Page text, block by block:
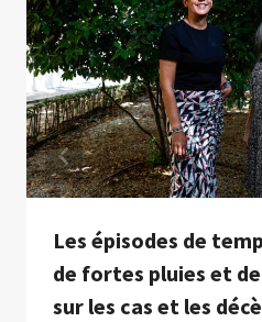
Les épisodes de
de fortes pluies et
sur les cas et les